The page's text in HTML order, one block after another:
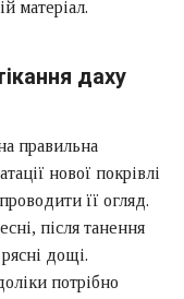
матеріал.
даху
правильна
нової покрівлі
її огляд.
після танення
дощі.
потрібно